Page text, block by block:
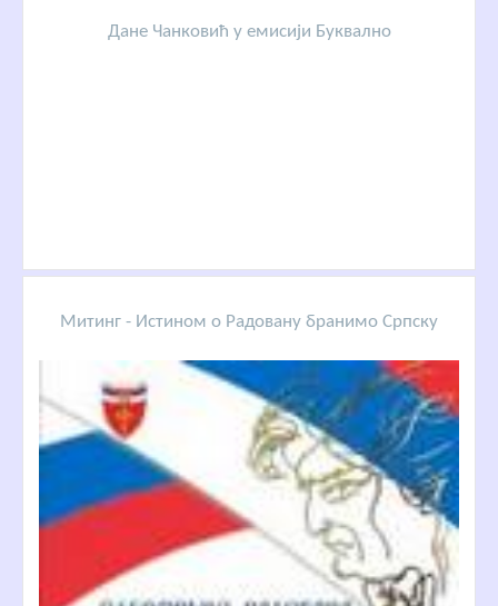
Дане Чанковић у емисији Буквално
Митинг - Истином о Радовану бранимо Српску